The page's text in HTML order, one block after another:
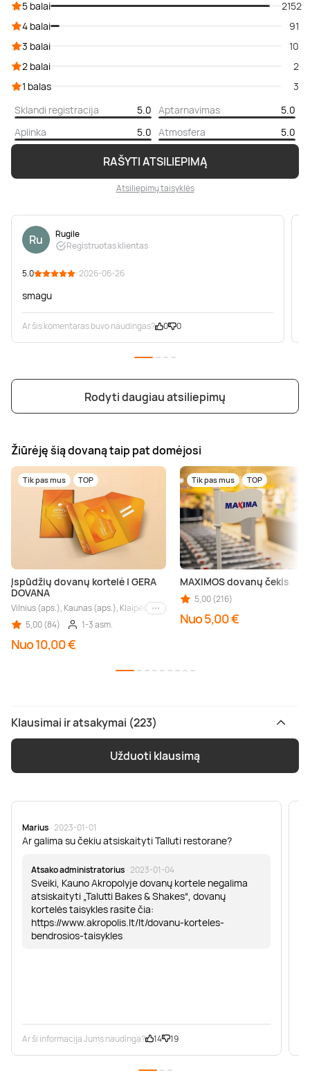
RAŠYTI ATSILIEPIMĄ
Atsiliepimų taisyklės
5 balai
2152
4 balai
91
3 balai
10
2 balai
2
1 balas
3
Sklandi registracija
5.0 Aptarnavimas
5.0
Aplinka
5.0 Atmosfera 5.0
Ru
Rugile
Registruotas klientas
5.0 · 2026-06-26
smagu
Ar šis komentaras buvo naudingas? 0 0
Rodyti daugiau atsiliepimų
Žiūrėję šią dovaną taip pat domėjosi
Tik pas mus TOP
Įspūdžių dovanų kortelė | GERA
DOVANA
Vilnius (aps.), Kaunas (aps.), Klaipėda (aps.), Palanga (aps.), Nida (aps.),
Kiti miestai
5,00 (84)
1-3 asm.
Nuo 10,00 €
Tik pas mus TOP
MAXIMOS dovanų čekis
5,00 (216)
Nuo 5,00 €
Klausimai ir atsakymai (223)
Užduoti klausimą
Marius · 2023-01-01
Ar galima su čekiu atsiskaityti Talluti restorane?
Atsako administratorius · 2023-01-04
Sveiki, Kauno Akropolyje dovanų kortele negalima
atsiskaityti „Talutti Bakes & Shakes“, dovanų
kortelės taisykles rasite čia:
https://www.akropolis.lt/lt/dovanu-korteles-
bendrosios-taisykles
Ar ši informacija Jums naudinga? 14 19